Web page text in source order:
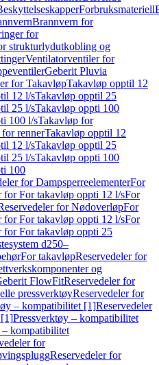
Forbruksmateriell
Brannvern for
for
strukturlydutkobling og
Ventilatorventiler for
Geberit Pluvia
for TakavløpTakavløp opptil 12
12 l/sTakavløp opptil 25
25 l/sTakavløp oppti 100
100 l/sTakavløp for
rennerTakavløp opptil 12
12 l/sTakavløp opptil 25
25 l/sTakavløp oppti 100
100
for DampsperreelementerFor
for For takavløp oppti 12 l/sFor
for NødoverløpFor
for For takavløp oppti 12 l/sFor
for For takavløp oppti 25
d250–
For takavløpReservedeler for
og
FlowFitReservedeler for
pressverktøyReservedeler for
– kompatibilitet [1]Reservedeler
Pressverktøy – kompatibilitet
– kompatibilitet
for
Reservedeler for